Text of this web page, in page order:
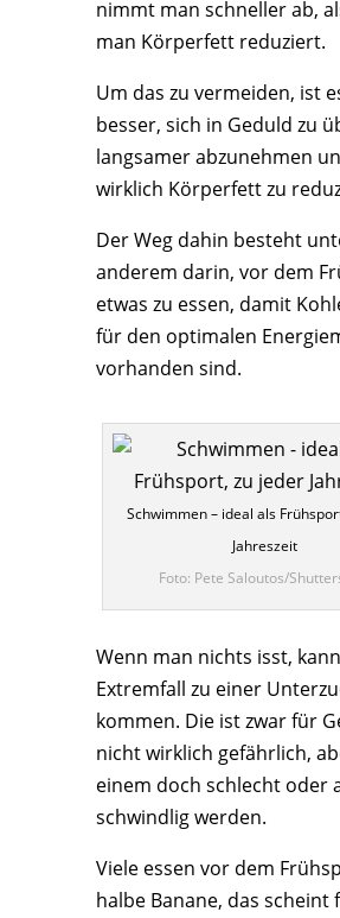
nimmt man schneller ab,
man Körperfett reduziert.
Um das zu vermeiden, ist
besser, sich in Geduld zu
langsamer abzunehmen
wirklich Körperfett zu
Der Weg dahin besteht
anderem darin, vor dem
etwas zu essen, damit
für den optimalen
vorhanden sind.
Schwimmen – ideal als
Jahreszeit
Foto: Pete Saloutos/
Wenn man nichts isst,
Extremfall zu einer
kommen. Die ist zwar für
nicht wirklich gefährlich,
einem doch schlecht oder
schwindlig werden.
Viele essen vor dem
halbe Banane, das scheint